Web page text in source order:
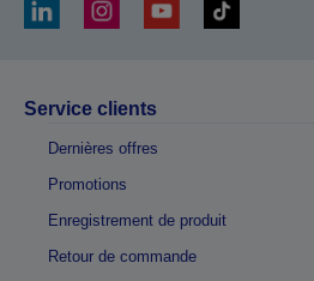
Service clients
Dernières offres
Promotions
Enregistrement de produit
Retour de commande